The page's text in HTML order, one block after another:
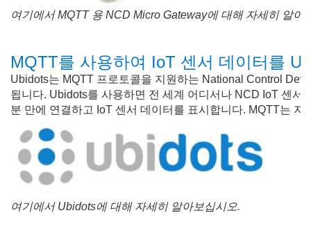
여기에서 MQTT 용 NCD Micro Gateway에 대해 자세히 알아
MQTT를 사용하여 IoT 센서 데이터를
Ubidots는 MQTT 프로토콜을 지원하는 National Control
됩니다. Ubidots를 사용하면 전 세계 어디서나 NCD IoT 센
분 만에 연결하고 IoT 센서 데이터를 표시합니다. MQTT는
여기에서 Ubidots에 대해 자세히 알아보십시오.